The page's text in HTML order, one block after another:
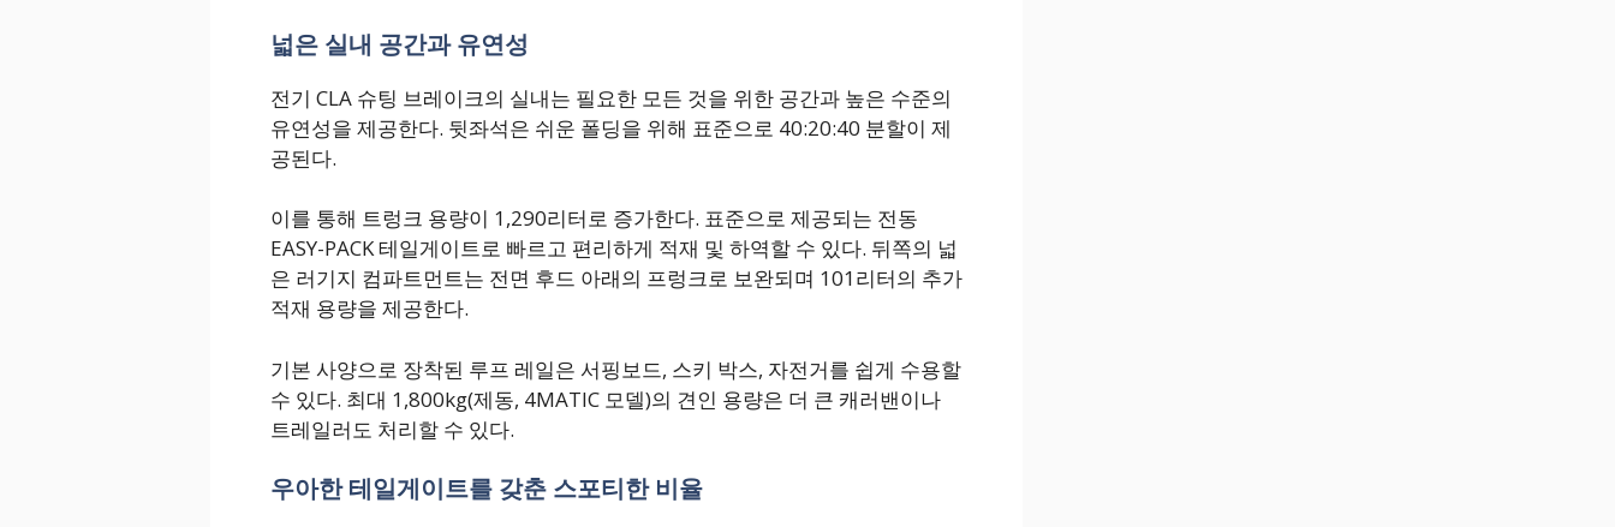
넓은 실내 공간과 유연성
전기 CLA 슈팅 브레이크의 실내는 필요한 모든 것을 위한 공간과 높은 수준의
유연성을 제공한다. 뒷좌석은 쉬운 폴딩을 위해 표준으로 40:20:40 분할이 제
공된다.
이를 통해 트렁크 용량이 1,290리터로 증가한다. 표준으로 제공되는 전동
EASY-PACK 테일게이트로 빠르고 편리하게 적재 및 하역할 수 있다. 뒤쪽의 넓
은 러기지 컴파트먼트는 전면 후드 아래의 프렁크로 보완되며 101리터의 추가
적재 용량을 제공한다.
기본 사양으로 장착된 루프 레일은 서핑보드, 스키 박스, 자전거를 쉽게 수용할
수 있다. 최대 1,800kg(제동, 4MATIC 모델)의 견인 용량은 더 큰 캐러밴이나
트레일러도 처리할 수 있다.
우아한 테일게이트를 갖춘 스포티한 비율